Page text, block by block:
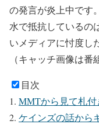
の発言が炎上中です
水で抵抗しているの
いメディアに忖度し
（キャッチ画像は番
目次
MMTから見て札付
ケインズの話から